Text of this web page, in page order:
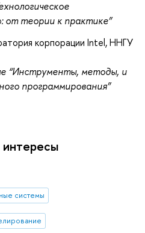
от теории к практике”
корпорации Intel, ННГУ
“Инструменты, методы, и
программирования”
системы